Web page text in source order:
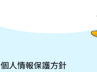
個人情報保護方針